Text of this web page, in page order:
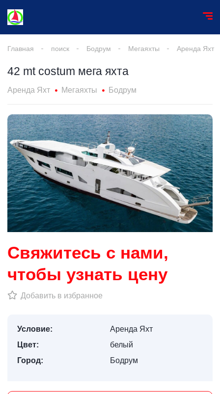
Главная поиск Бодрум Мегаяхты Аренда Яхт
42 mt costum мега яхта
Аренда Яхт Мегаяхты Бодрум
Свяжитесь с нами,
чтобы узнать цену
Добавить в избранное
Условие:
Аренда Яхт
Цвет:
белый
Город:
Бодрум